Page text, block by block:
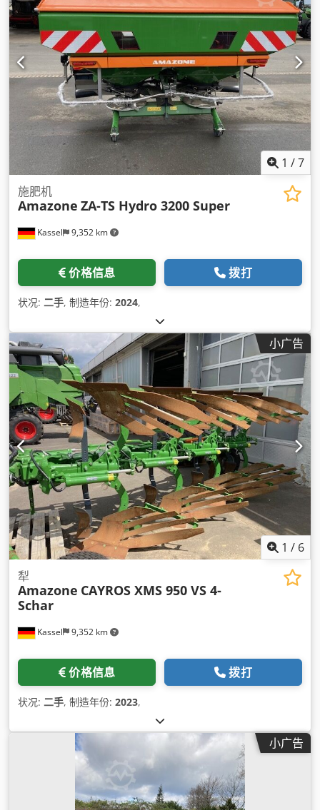
1 /7
Kassel 9,352 km
施肥机
Amazone ZA-TS Hydro 3200 Super
价格信息 拨打
状况: 二手, 制造年份: 2024,
小广告
1 / 6
Kassel 9,352 km
犁
Amazone CAYROS XMS 950 VS 4-
Schar
价格信息 拨打
状况: 二手, 制造年份: 2023,
小广告